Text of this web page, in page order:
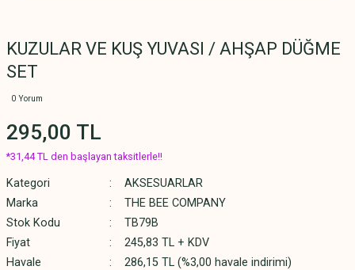
KUZULAR VE KUŞ YUVASI / AHŞAP DÜĞME
SET
0 Yorum
295,00 TL
*31,44 TL den başlayan taksitlerle!!
Kategori
AKSESUARLAR
Marka
THE BEE COMPANY
Stok Kodu
TB79B
Fiyat
245,83 TL + KDV
Havale
286,15 TL (%3,00 havale indirimi)